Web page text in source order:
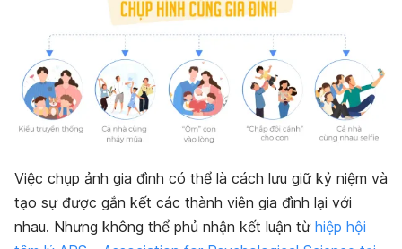
Việc chụp ảnh gia đình có thể là cách lưu giữ kỷ niệm và
tạo sự được gắn kết các thành viên gia đình lại với
nhau. Nhưng không thể phủ nhận kết luận từ hiệp hội